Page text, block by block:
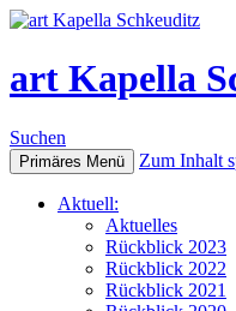
art Kapella
Suchen
Primäres Menü Zum Inhalt
Aktuell:
Aktuelles
Rückblick 2023
Rückblick 2022
Rückblick 2021